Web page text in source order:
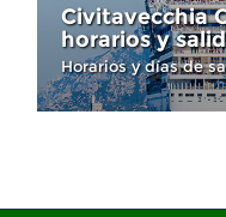
Civitavecchia
horarios y
Horarios y días de